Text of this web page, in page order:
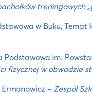
treningowych
w Buku, Temat
Podstawowa im.
fizycznej w obwodzie
– Zespół